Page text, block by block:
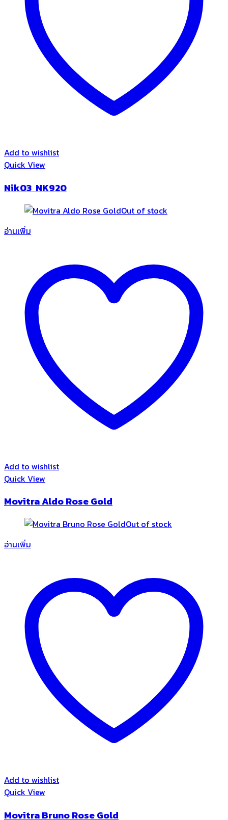
Add to wishlist
Quick View
Nik03 NK920
Out of stock
อ่านเพิ่ม
Add to wishlist
Quick View
Movitra Aldo Rose Gold
Out of stock
อ่านเพิ่ม
Add to wishlist
Quick View
Movitra Bruno Rose Gold